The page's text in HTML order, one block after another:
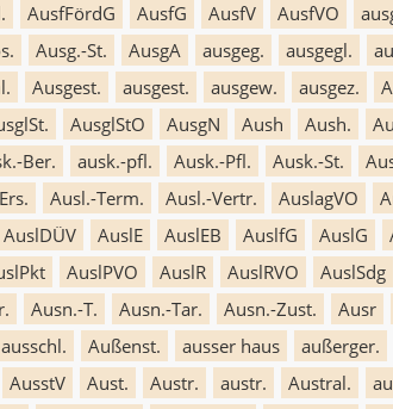
AusfFördG AusfG AusfV AusfVO
Ausg.-St. AusgA ausgeg. ausgegl.
Ausgest. ausgest. ausgew. ausgez.
AusglStO AusgN Aush Aush.
Ber. ausk.-pfl. Ausk.-Pfl. Ausk.-St.
Ausl.-Term. Ausl.-Vertr. AuslagVO
AuslDÜV AuslE AuslEB AuslfG AuslG
AuslPVO AuslR AuslRVO AuslSdg
Ausn.-T. Ausn.-Tar. Ausn.-Zust. Ausr
ausschl. Außenst. ausser haus außerger.
AusstV Aust. Austr. austr. Austral.